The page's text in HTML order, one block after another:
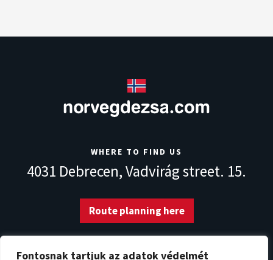
Fontosnak tartjuk az adatok védelmét
WHERE TO FIND US
4031 Debrecen,Vadvirág street. 15.
Route planning here
CONTACT PERSON - PÉTER VAJDA